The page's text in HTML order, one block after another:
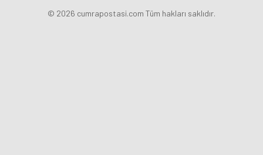
© 2026 cumrapostasi.com Tüm hakları saklıdır.